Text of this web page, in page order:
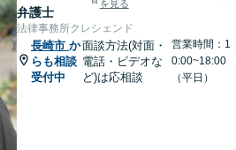
弁護士
を見る
法律事務所クレシェンド
長崎市 か
らも相談
受付中
面談方法(対面・
電話・ビデオな
ど)は応相談
営業時間：1
0:00~18:00
（平日）